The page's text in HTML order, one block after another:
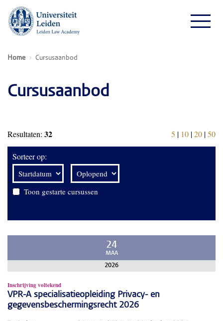
Home Cursusaanbod
Cursusaanbod
Resultaten: 32 5 | 10 |20 |50
Sorteer op:
Toon gestarte cursussen
24
MAA
2026
Inschrijving voltekend
VPR-A specialisatieopleiding Privacy- en
gegevensbeschermingsrecht 2026